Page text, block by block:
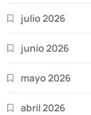
julio 2026
junio 2026
mayo 2026
abril 2026